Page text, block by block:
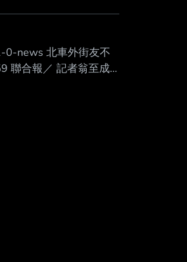
0-news 北車外街友不
聯合報／ 記者翁至成
掉，今天早上前往環
又出拳攻擊制止的 清